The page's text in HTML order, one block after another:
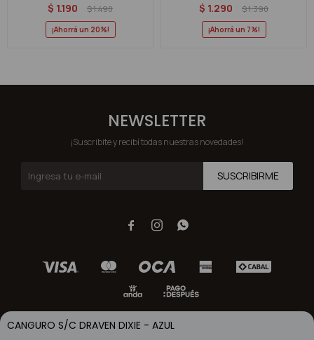
CANGURO S/C DRAVEN DIXIE - AZUL
$ 1.190 $1.490
20
$ 1.290 $1.390
7
NEWSLETTER
¡Suscribite y recibí todas nuestras novedades!
SUSCRIBIRME
  